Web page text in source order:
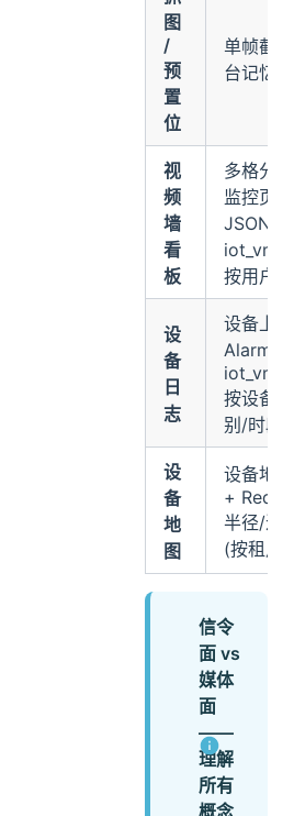
图
/
预
置
位
单帧截
台记忆点
视
频
墙
看
板
多格分
监控页,
JSON 存
按用户
设
备
日
志
设备上行
Alarm
按设备/
别/时段
设
备
地
图
设备地
+ Redis
半径/近
(按租户
信令
面 vs
媒体
面
——
理解
所有
概念